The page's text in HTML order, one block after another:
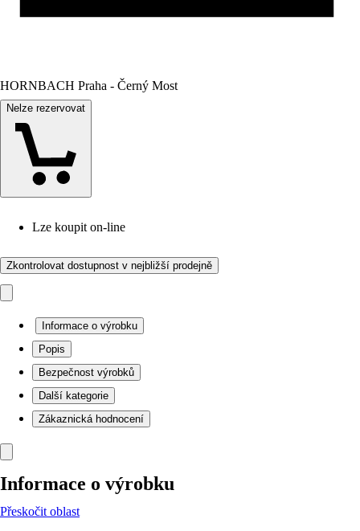
HORNBACH Praha - Černý Most
Nelze rezervovat
Lze koupit on-line
Zkontrolovat dostupnost v nejbližší prodejně
Informace o výrobku
Popis
Bezpečnost výrobků
Další kategorie
Zákaznická hodnocení
Informace o výrobku
Přeskočit oblast